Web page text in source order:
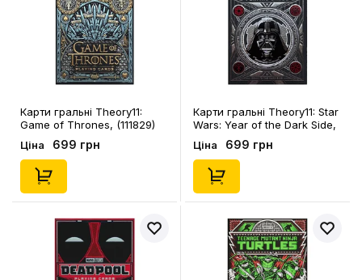
Карти гральні Theory11:
Game of Thrones, (111829)
Ціна 699 грн
Карти гральні Theory11: Star
Wars: Year of the Dark Side,
(968285)
Ціна 699 грн